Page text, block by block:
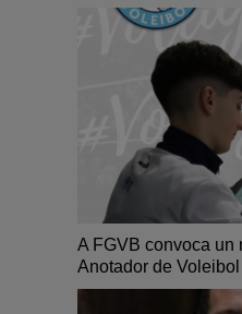
A FGVB convoca un
Anotador de Voleibol